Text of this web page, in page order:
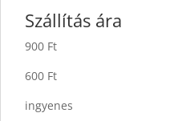
Szállítás ára
900 Ft
600 Ft
ingyenes